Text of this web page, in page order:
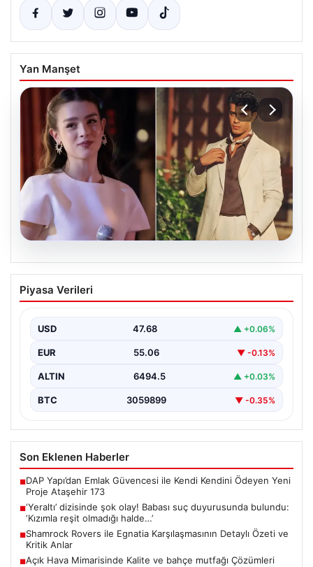
Yan Manşet
05.08.2026
‘Yeraltı’ dizisinde şok olay! Babası suç
duyurusunda bulundu: ‘Kızımla reşit
Piyasa Verileri
USD 47.68 ▲ +0.06%
EUR 55.06 ▼ -0.13%
ALTIN 6494.5 ▲ +0.03%
BTC 3059899 ▼ -0.35%
Son Eklenen Haberler
■DAP Yapı’dan Emlak Güvencesi ile Kendi Kendini Ödeyen Yeni
Proje Ataşehir 173
■‘Yeraltı’ dizisinde şok olay! Babası suç duyurusunda bulundu:
‘Kızımla reşit olmadığı halde…’
■Shamrock Rovers ile Egnatia Karşılaşmasının Detaylı Özeti ve
Kritik Anlar
■Açık Hava Mimarisinde Kalite ve bahçe mutfağı Çözümleri